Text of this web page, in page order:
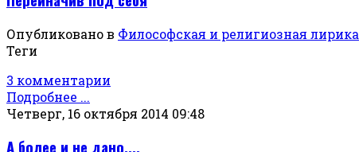
Опубликовано в Философская и религиозная лирика
Теги
3 комментарии
Подробнее ...
Четверг, 16 октября 2014 09:48
А более и не дано....